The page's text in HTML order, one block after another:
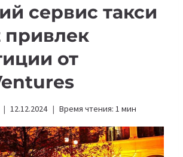
сервис такси
привлек
от
12.12.2024 Время чтения: 1 мин